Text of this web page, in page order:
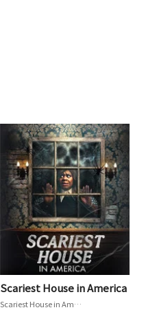
Scariest House in America
Scariest House in America